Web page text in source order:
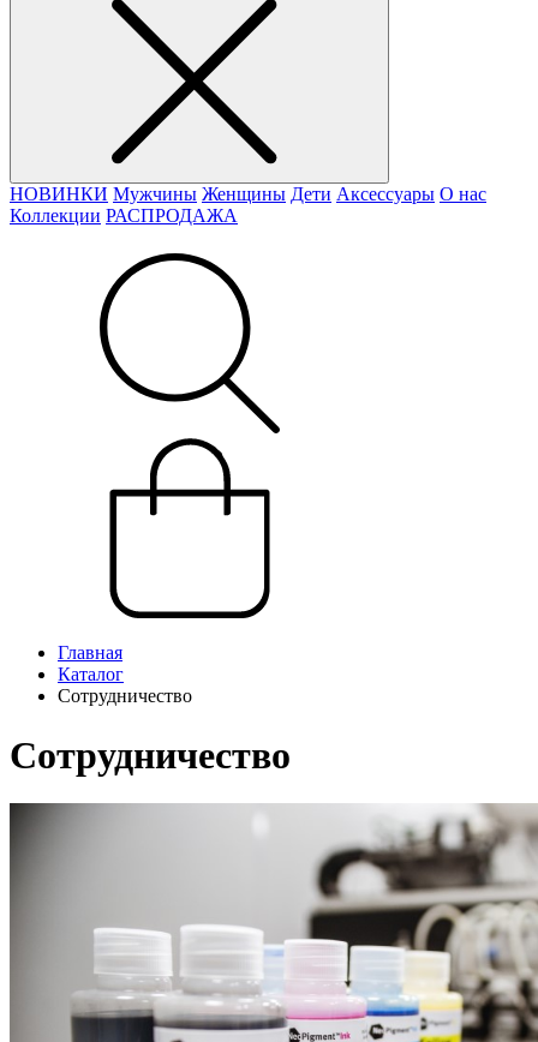
НОВИНКИ Мужчины Женщины Дети Аксессуары О нас
Коллекции РАСПРОДАЖА
Главная
Каталог
Сотрудничество
Сотрудничество